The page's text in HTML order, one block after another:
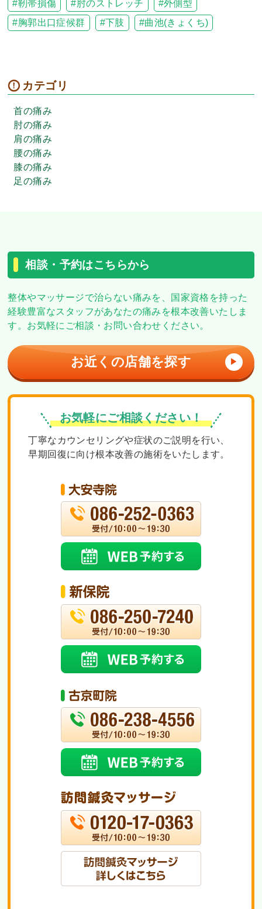
靭帯損傷 肘のストレッチ
外側型
胸郭出口症候群
下肢 曲池(きょくち)
カテゴリ
首の痛み
肘の痛み
肩の痛み
腰の痛み
膝の痛み
足の痛み
相談・予約はこちらから
整体やマッサージで治らない痛みを、
国家資格を持った
経験豊富なスタッフがあなたの痛みを根本改善いたしま
す。 お気軽にご相談・お問い合わせください。
お近くの店舗を探す ▶
お気軽にご相談ください！
丁寧なカウンセリングや症状のご説明を行い、
早期回復に向け根本改善の施術をいたします。